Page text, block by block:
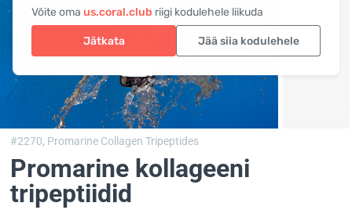
Võite oma us.coral.club riigi kodulehele liikuda
Jätkata Jää siia kodulehele
#2270, Promarine Collagen Tripeptides
Promarine kollageeni
tripeptiidid